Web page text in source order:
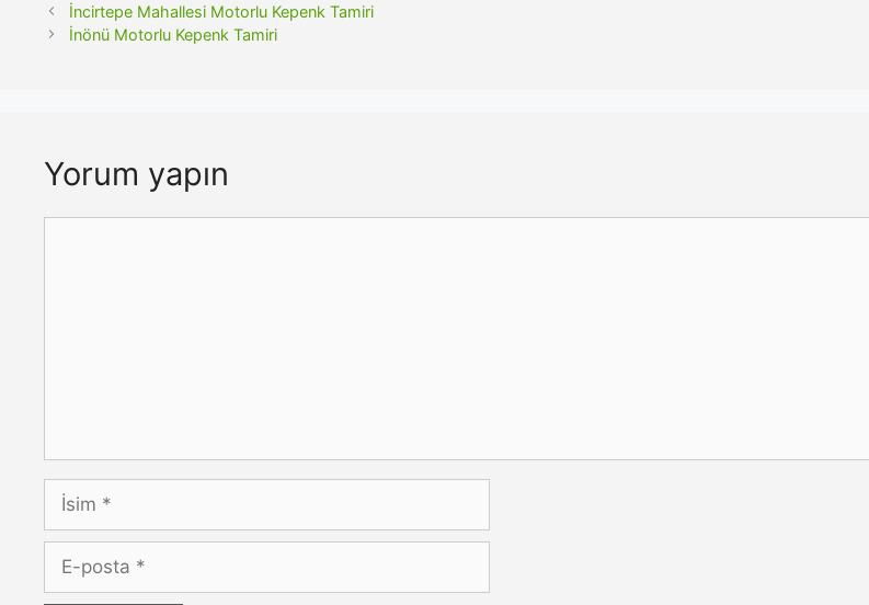
İncirtepe Mahallesi Motorlu Kepenk Tamiri
İnönü Motorlu Kepenk Tamiri
Yorum yapın
İsim
posta